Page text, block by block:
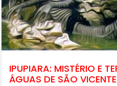
IPUPIARA: MISTÉRIO E
ÁGUAS DE SÃO VICENTE